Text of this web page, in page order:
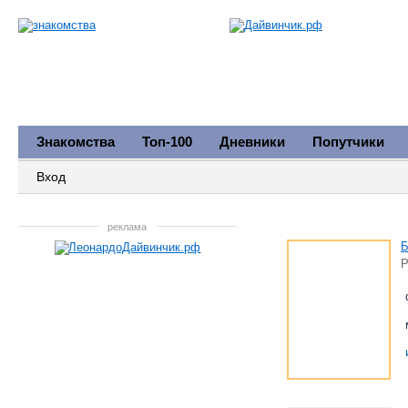
Знакомства Топ-100 Дневники Попутчики
Вход
реклама